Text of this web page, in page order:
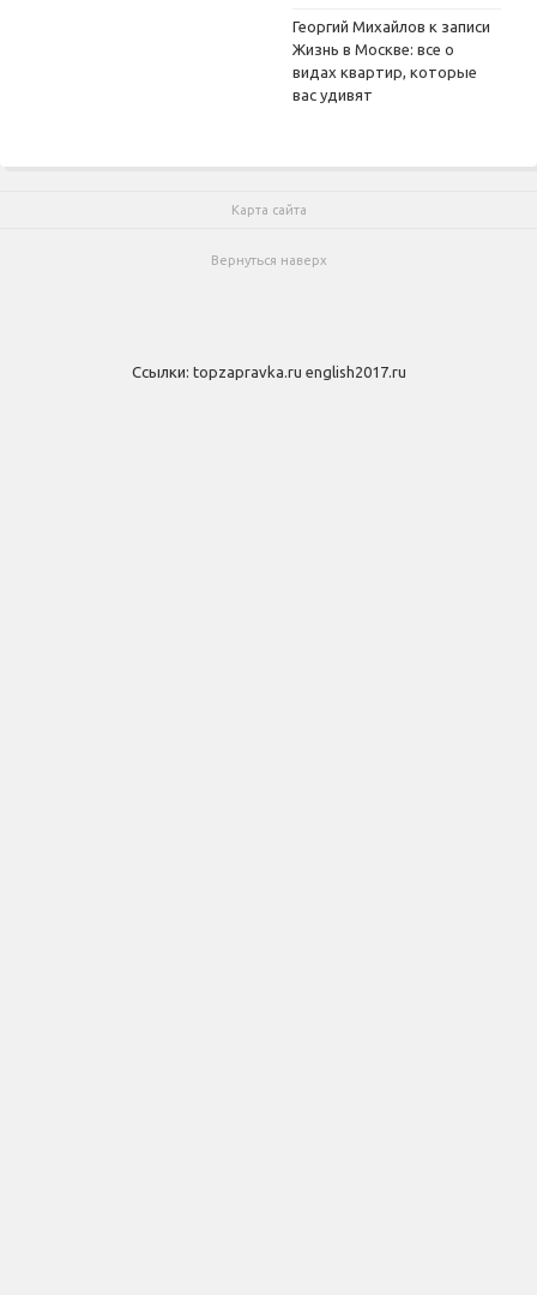
Георгий Михайлов к записи
Жизнь в Москве: все о
видах квартир, которые
вас удивят
Карта сайта
Вернуться наверх
Ссылки: topzapravka.ru english2017.ru